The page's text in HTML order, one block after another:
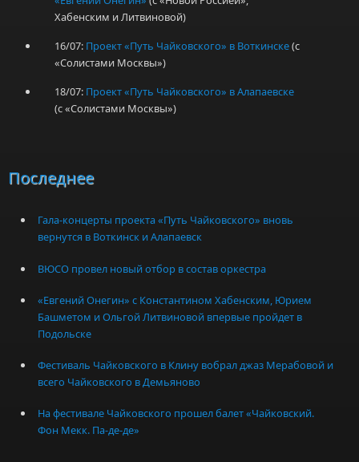
Хабенским и Литвиновой)
16/07: Проект «Путь Чайковского» в Воткинске(с
«Солистами Москвы»)
18/07: Проект «Путь Чайковского» в Алапаевске
(с «Солистами Москвы»)
Последнее
Гала-концерты проекта «Путь Чайковского» вновь
вернутся в Воткинск и Алапаевск
ВЮСО провел новый отбор в состав оркестра
«Евгений Онегин» с Константином Хабенским, Юрием
Башметом и Ольгой Литвиновой впервые пройдет в
Подольске
Фестиваль Чайковского в Клину вобрал джаз Мерабовой и
всего Чайковского в Демьяново
На фестивале Чайковского прошел балет «Чайковский.
Фон Мекк. Па-де-де»